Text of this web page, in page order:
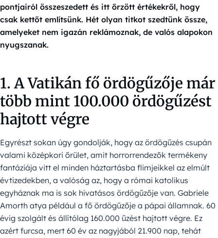
pontjairól összeszedett és itt őrzött értékekről, hogy
csak kettőt említsünk. Hét olyan titkot szedtünk össze,
amelyeket nem igazán reklámoznak, de valós alapokon
nyugszanak.
1. A Vatikán fő ördögűzője már
több mint 100.000 ördögűzést
hajtott végre
Egyrészt sokan úgy gondolják, hogy az ördögűzés csupán
valami középkori őrület, amit horrorrendezők termékeny
fantáziája vitt el minden háztartásba flimjeikkel az elmúlt
évtizedekben, a valóság az, hogy a római katolikus
egyháznak ma is sok hivatásos ördögűzője van. Gabriele
Amorth atya például a fő ördögűzője a pápai államnak. 60
évig szolgált és állítólag 160.000 űzést hajtott végre. Ez
azért furcsa, mert 60 év az nagyjából 21.900 nap, tehát